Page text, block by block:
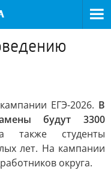
ЕГЭ-2026. В
будут 3300
студенты
лет. На кампании
округа.